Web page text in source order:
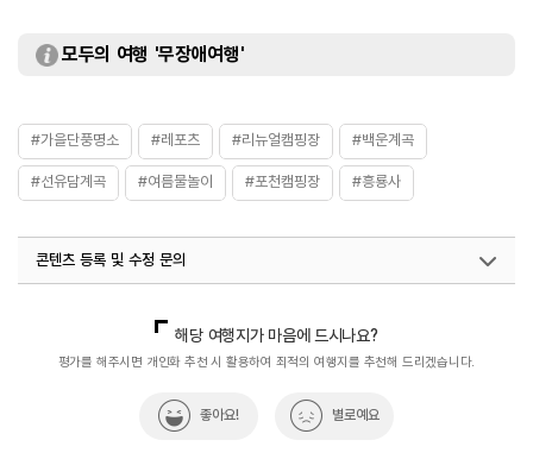
모두의 여행 '무장애여행'
#가을단풍명소 #레포츠 #리뉴얼캠핑장 #백운계곡
#선유담계곡 #여름물놀이 #포천캠핑장 #흥룡사
콘텐츠 등록 및 수정 문의
해당 여행지가 마음에 드시나요?
평가를 해주시면 개인화 추천 시 활용하여 최적의 여행지를 추천해 드리겠습니다.
좋아요! 별로예요